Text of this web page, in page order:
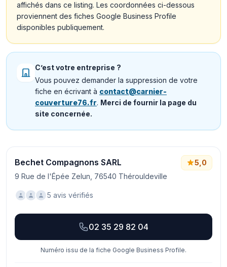
affichés dans ce listing. Les coordonnées ci-dessous
proviennent des fiches Google Business Profile
disponibles publiquement.
C’est votre entreprise ?
Vous pouvez demander la suppression de votre
fiche en écrivant à contact@carnier-
couverture76.fr. Merci de fournir la page du
site concernée.
Bechet Compagnons SARL
9 Rue de l'Épée Zelun, 76540 Thérouldeville
5,0
5 avis vérifiés
02 35 29 82 04
Numéro issu de la fiche Google Business Profile.